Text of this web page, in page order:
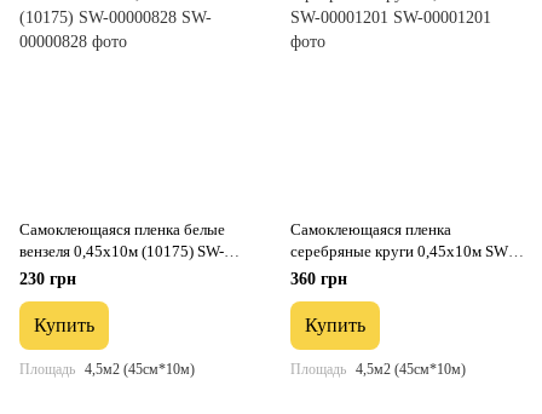
Самоклеющаяся пленка белые
вензеля 0,45х10м (10175) SW-
00000828
230 грн
Купить
Площадь 4,5м2 (45см*10м)
Самоклеющаяся пленка
серебряные круги 0,45х10м SW-
00001201
360 грн
Купить
Площадь 4,5м2 (45см*10м)